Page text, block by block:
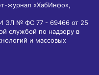
журнал «ХабИнфо»,
ЭЛ № ФС 77 - 69466 от 25
службой по надзору в
и массовых